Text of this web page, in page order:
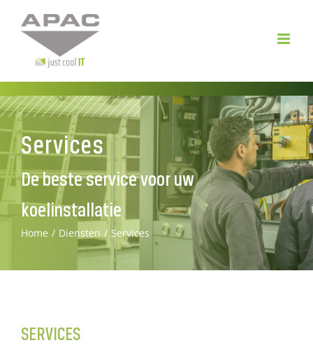
naar
inhoud
Services
De beste service voor uw
koelinstallatie
Home Diensten Services
SERVICES